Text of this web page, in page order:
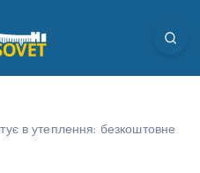
в утеплення: безкоштовне